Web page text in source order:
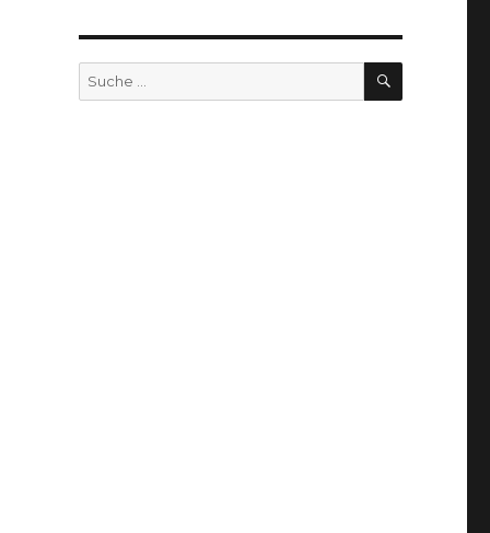
Suche
nach:
SUCHEN